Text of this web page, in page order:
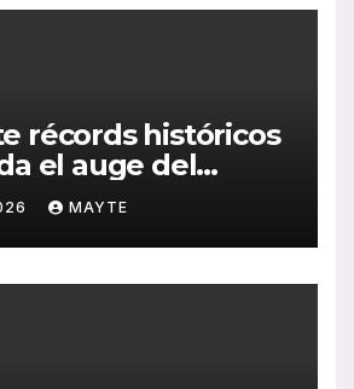
récords históricos
el auge del
público en San
MAYTE